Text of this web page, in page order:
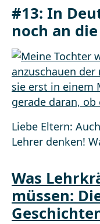
#13: In
noch an
Liebe Eltern:
Lehrer denken!
Was
müssen: